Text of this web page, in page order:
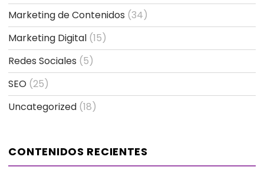
Marketing de Contenidos (34)
Marketing Digital (15)
Redes Sociales (5)
SEO (25)
Uncategorized (18)
CONTENIDOS RECIENTES